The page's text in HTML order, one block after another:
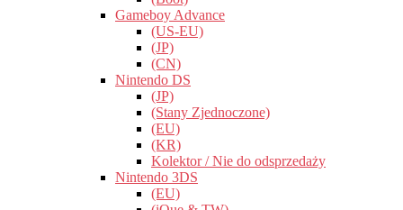
Gameboy Advance
(US-EU)
(JP)
(CN)
Nintendo DS
(JP)
(Stany Zjednoczone)
(EU)
(KR)
Kolektor / Nie do odsprzedaży
Nintendo 3DS
(EU)